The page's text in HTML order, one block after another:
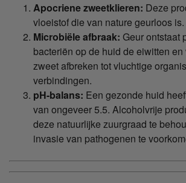
Apocriene zweetklieren: Deze
vloeistof die van nature geurloos is.
Microbiële afbraak: Geur ontstaat
bacteriën op de huid de eiwitten
zweet afbreken tot vluchtige
verbindingen.
pH-balans: Een gezonde huid
van ongeveer 5.5. Alcoholvrije
deze natuurlijke zuurgraad te
invasie van pathogenen te